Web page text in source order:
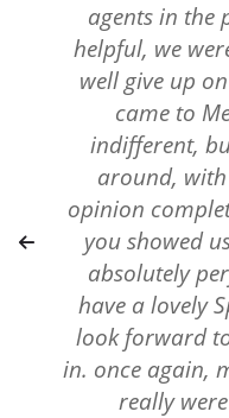
agents in the
helpful, we
well give up
came to
indifferent,
around,
opinion
you showed
absolutely
have a lovely
look forward
in. once again,
really